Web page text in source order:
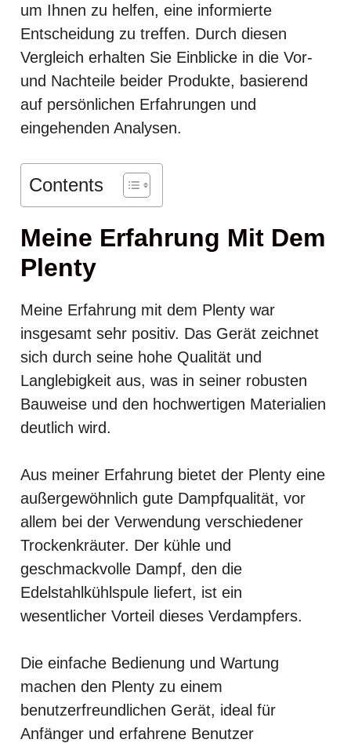
um Ihnen zu helfen, eine informierte
Entscheidung zu treffen. Durch diesen
Vergleich erhalten Sie Einblicke in die Vor-
und Nachteile beider Produkte, basierend
auf persönlichen Erfahrungen und
eingehenden Analysen.
Contents
Meine Erfahrung Mit Dem
Plenty
Meine Erfahrung mit dem Plenty war
insgesamt sehr positiv. Das Gerät zeichnet
sich durch seine hohe Qualität und
Langlebigkeit aus, was in seiner robusten
Bauweise und den hochwertigen Materialien
deutlich wird.
Aus meiner Erfahrung bietet der Plenty eine
außergewöhnlich gute Dampfqualität, vor
allem bei der Verwendung verschiedener
Trockenkräuter. Der kühle und
geschmackvolle Dampf, den die
Edelstahlkühlspule liefert, ist ein
wesentlicher Vorteil dieses Verdampfers.
Die einfache Bedienung und Wartung
machen den Plenty zu einem
benutzerfreundlichen Gerät, ideal für
Anfänger und erfahrene Benutzer